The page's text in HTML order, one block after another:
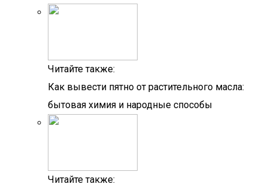
Читайте также:
Как вывести пятно от растительного масла:
бытовая химия и народные способы
Читайте также: